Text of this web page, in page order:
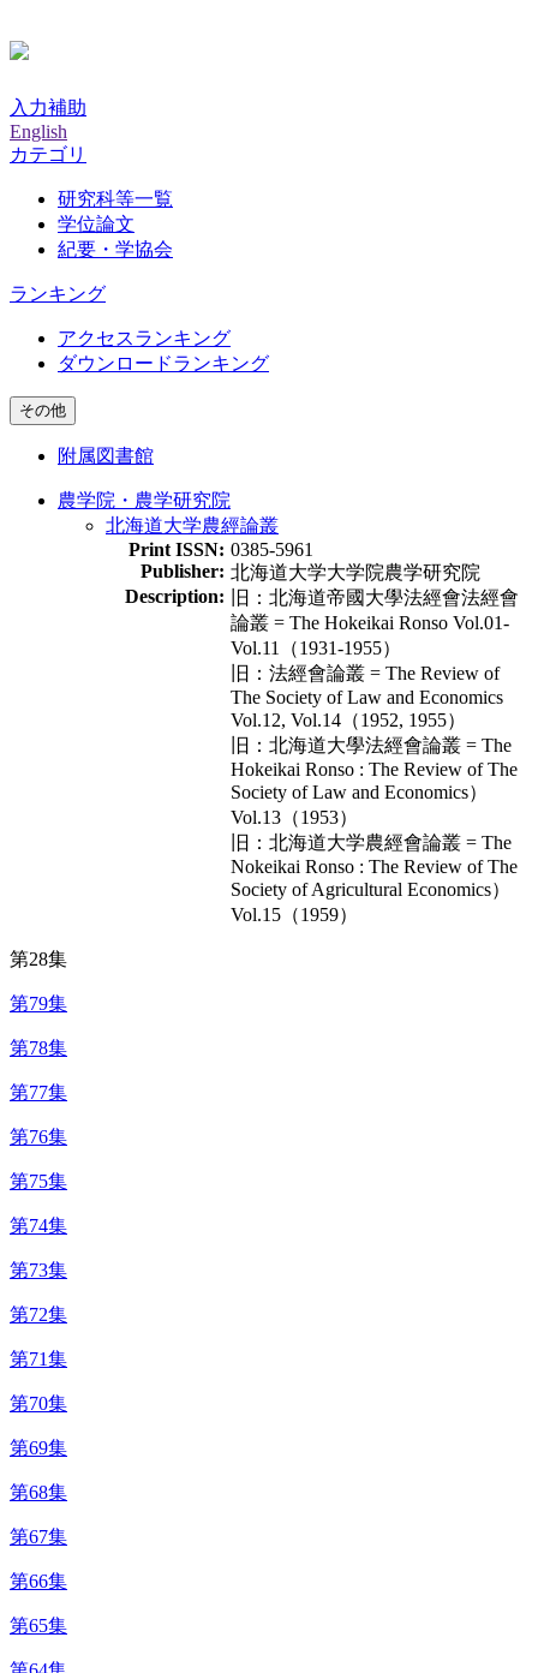
入力補助
English
カテゴリ
研究科等一覧
学位論文
紀要・学協会
ランキング
アクセスランキング
ダウンロードランキング
その他
附属図書館
農学院・農学研究院
北海道大学農經論叢
Print ISSN: 0385-5961
Publisher: 北海道大学大学院農学研究院
Description:
旧：北海道帝國大學法經會法經會
論叢 = The Hokeikai Ronso Vol.01-
Vol.11（1931-1955）
旧：法經會論叢 = The Review of
The Society of Law and Economics
Vol.12, Vol.14（1952, 1955）
旧：北海道大學法經會論叢 = The
Hokeikai Ronso : The Review of The
Society of Law and Economics）
Vol.13（1953）
旧：北海道大学農經會論叢 = The
Nokeikai Ronso : The Review of The
Society of Agricultural Economics）
Vol.15（1959）
第28集
第79集
第78集
第77集
第76集
第75集
第74集
第73集
第72集
第71集
第70集
第69集
第68集
第67集
第66集
第65集